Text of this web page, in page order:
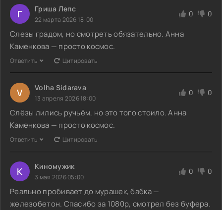
Г Гриша Лепс
22 марта 2026 18:00
0 0
Слезы градом, но смотреть обязательно. Анна
Каменкова — просто космос.
Ответить Цитировать
V Volha Sidarava
13 апреля 2026 18:00
0 0
Слёзы лились ручьём, но это того стоило. Анна
Каменкова — просто космос.
Ответить Цитировать
К Киномужик
3 мая 2026 05:00
0 0
Реально пробивает до мурашек, бабка —
железобетон. Спасибо за 1080p, смотрел без буфера.